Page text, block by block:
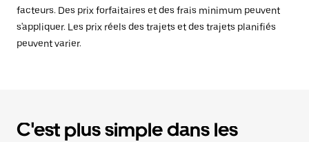
facteurs. Des prix forfaitaires et des frais minimum peuvent
s'appliquer. Les prix réels des trajets et des trajets planifiés
peuvent varier.
C'est plus simple dans les